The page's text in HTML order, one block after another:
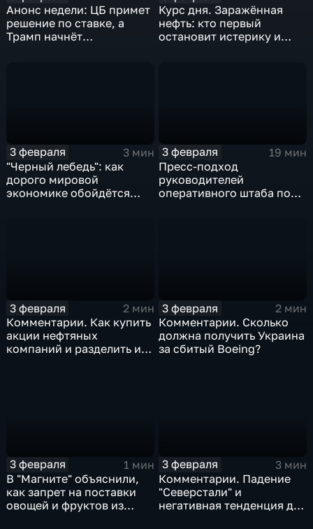
Анонс недели: ЦБ примет
решение по ставке, а
Трамп начнёт
Курс дня. Заражённая
нефть: кто первый
остановит истерику и
3 февраля
3 мин
"Черный лебедь": как
дорого мировой
экономике обойдётся
3 февраля
19 мин
Пресс-подход
руководителей
оперативного штаба по
3 февраля
2 мин
Комментарии. Как купить
акции нефтяных
компаний и разделить их
3 февраля
2 мин
Комментарии. Сколько
должна получить Украина
за сбитый Boeing?
3 февраля
1 мин
В "Магните" объяснили,
как запрет на поставки
овощей и фруктов из
3 февраля
3 мин
Комментарии. Падение
"Северстали" и
негативная тенденция для